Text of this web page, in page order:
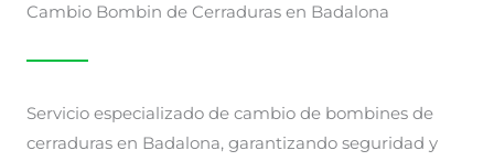
Cambio Bombin de Cerraduras en Badalona
Servicio especializado de cambio de bombines de
cerraduras en Badalona, garantizando seguridad y